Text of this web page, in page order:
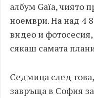
албум Gaïa, чиято
ноември. На над 4
видео и
сякаш самата
Седмица след
завръща в София